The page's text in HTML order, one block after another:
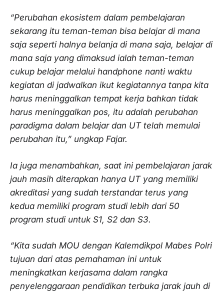
“Perubahan ekosistem dalam pembelajaran
sekarang itu teman-teman bisa belajar di mana
saja seperti halnya belanja di mana saja, belajar di
mana saja yang dimaksud ialah teman-teman
cukup belajar melalui handphone nanti waktu
kegiatan di jadwalkan ikut kegiatannya tanpa kita
harus meninggalkan tempat kerja bahkan tidak
harus meninggalkan pos, itu adalah perubahan
paradigma dalam belajar dan UT telah memulai
perubahan itu,” ungkap Fajar.
Ia juga menambahkan, saat ini pembelajaran jarak
jauh masih diterapkan hanya UT yang memiliki
akreditasi yang sudah terstandar terus yang
kedua memiliki program studi lebih dari 50
program studi untuk S1, S2 dan S3.
“Kita sudah MOU dengan Kalemdikpol Mabes Polri
tujuan dari atas pemahaman ini untuk
meningkatkan kerjasama dalam rangka
penyelenggaraan pendidikan terbuka jarak jauh di